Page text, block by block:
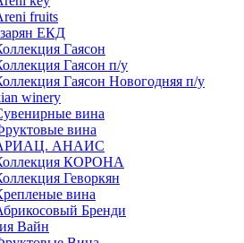
fruits
ЕКД
Гаясон
Гаясон п/у
Гаясон Новогодняя п/у
winery
вина
вина
АНАИС
КОРОНА
Геворкян
вина
Бренди
Вайн